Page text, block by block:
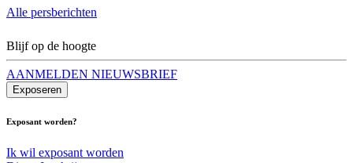
Alle persberichten
Blijf op de hoogte
AANMELDEN NIEUWSBRIEF
Exposeren
Exposant worden?
Ik wil exposant worden